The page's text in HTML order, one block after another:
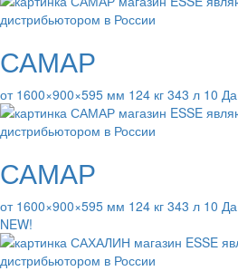
САМАР
от 1600×900×595 мм 124 кг 343 л 10 Да
САМАР
от 1600×900×595 мм 124 кг 343 л 10 Да
NEW!